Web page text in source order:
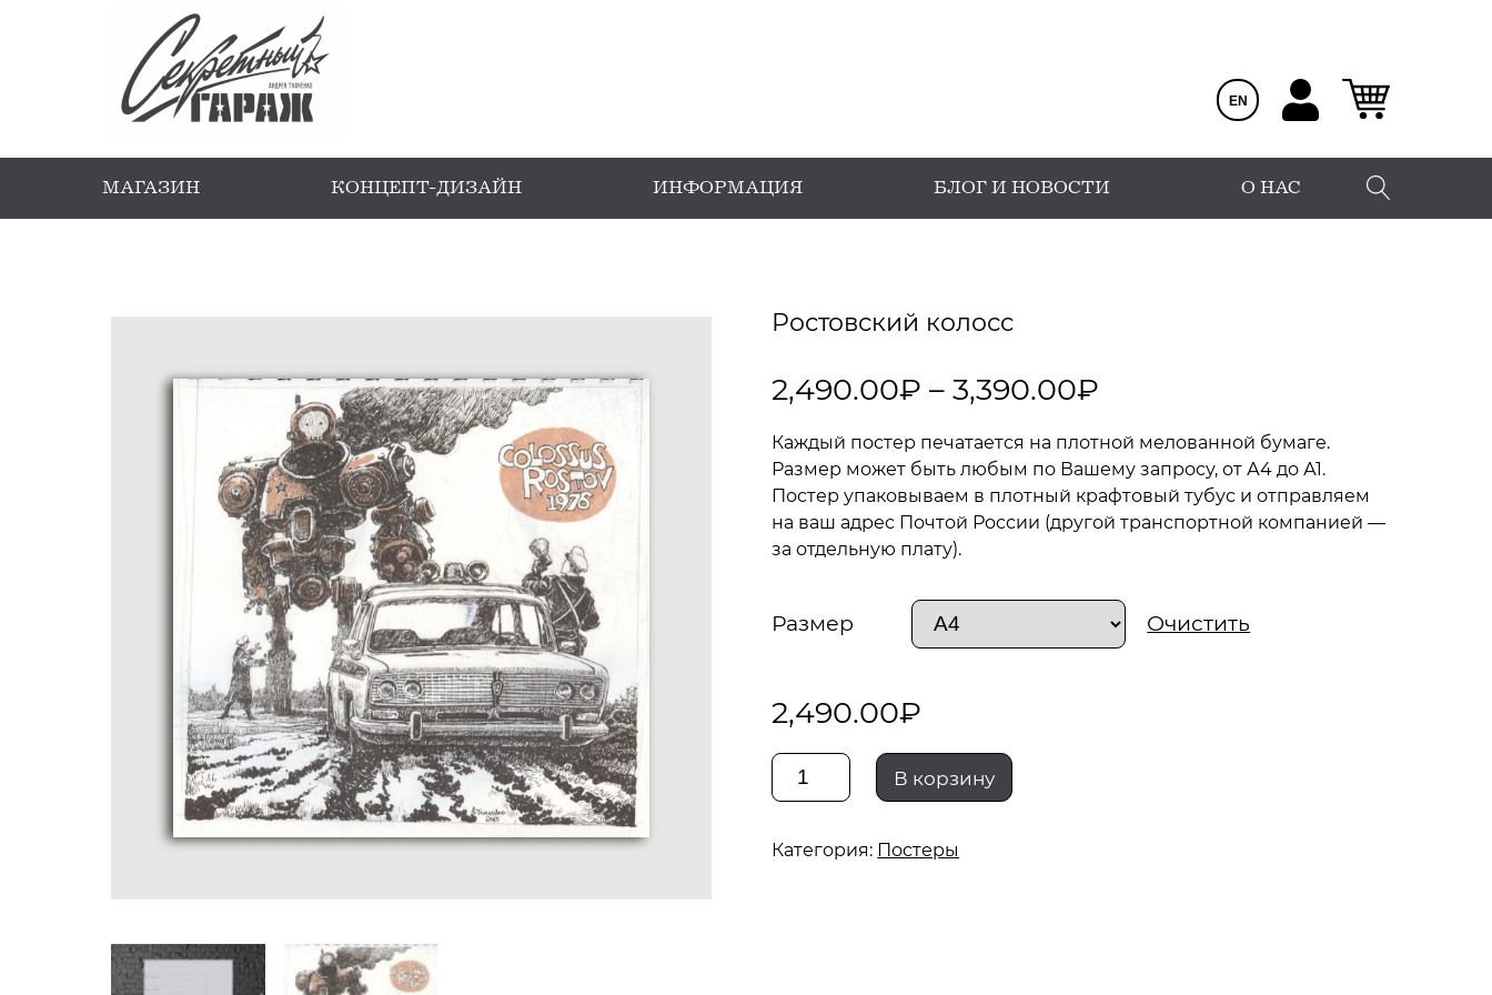
EN
МАГАЗИН КОНЦЕПТ-ДИЗАЙН ИНФОРМАЦИЯ БЛОГ И НОВОСТИ О НАС
Ростовский колосс
2,490.00₽ –3,390.00₽
Каждый постер печатается на плотной мелованной бумаге.
Размер может быть любым по Вашему запросу, от А4 до А1.
Постер упаковываем в плотный крафтовый тубус и отправляем
на ваш адрес Почтой России (другой транспортной компанией —
за отдельную плату).
Размер Очистить
2,490.00₽
КоличествоВ корзину
Категория: Постеры